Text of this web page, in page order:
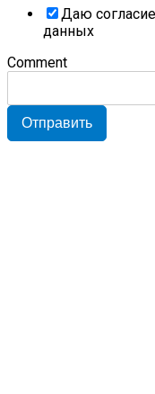
Даю
данных
Comment
Отправить